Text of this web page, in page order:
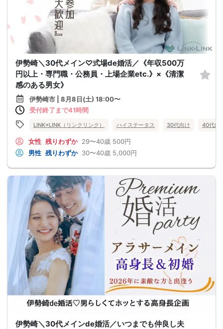
伊勢崎＼30代メイン♡式場de婚活／《年収500万
円以上・専門職・公務員・上場企業etc.》×《清潔
感のある男女》
伊勢崎市 | 8月8日(土) 18:00〜
受付終了まで41時間
LINK×LINK（リンクリンク） ハイステータス 30代向け 40代向
女性 残りわずか 29〜40歳 500円
男性 残りわずか 30〜40歳 5,000円
伊勢崎＼30代メインde婚活／いつまでも仲良し夫